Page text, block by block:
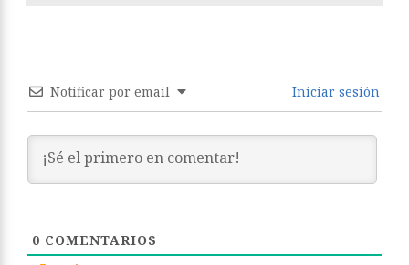
Notificar por email Iniciar sesión
0 COMENTARIOS